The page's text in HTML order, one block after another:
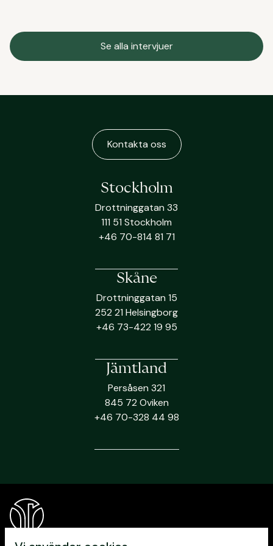
Se alla intervjuer
Kontakta oss
Stockholm
Drottninggatan 33
111 51 Stockholm
+46 70-814 81 71
Skåne
Drottninggatan 15
252 21 Helsingborg
+46 73-422 19 95
Jämtland
Persåsen 321
845 72 Oviken
+46 70-328 44 98